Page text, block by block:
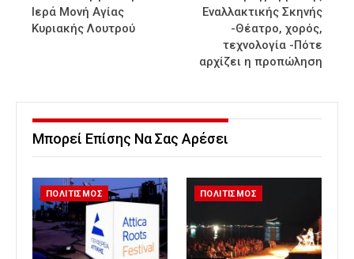
Ιερά Μονή Αγίας
Κυριακής Λουτρού
Εναλλακτικής Σκηνής
-Θέατρο, χορός,
τεχνολογία -Πότε
αρχίζει η προπώληση
Μπορεί Επίσης Να Σας Αρέσει
ΠΟΛΙΤΙΣΜΟΣ ΠΟΛΙΤΙΣΜΟΣ